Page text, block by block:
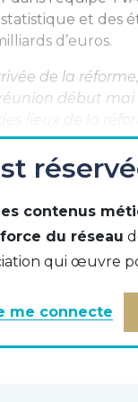
statistique et des
d’euros.
de la
réunion début
l’obligation
toutes les
au 1er
l’obligation
européenne sur
une
contenus
force du réseau
qui œuvre
me connecte